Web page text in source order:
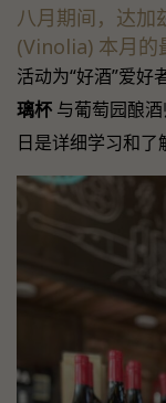
八月期间，达加
(Vinolia) 本月的
活动为“好酒”爱好
璃杯 与葡萄园酿
日是详细学习和了